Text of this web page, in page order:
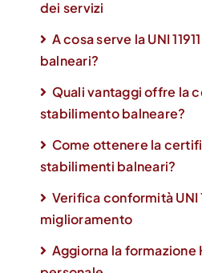
dei servizi
A cosa serve la UNI
balneari?
Quali vantaggi offre la
stabilimento balneare?
Come ottenere la
stabilimenti balneari?
Verifica conformità UNI
miglioramento
Aggiorna la formazione